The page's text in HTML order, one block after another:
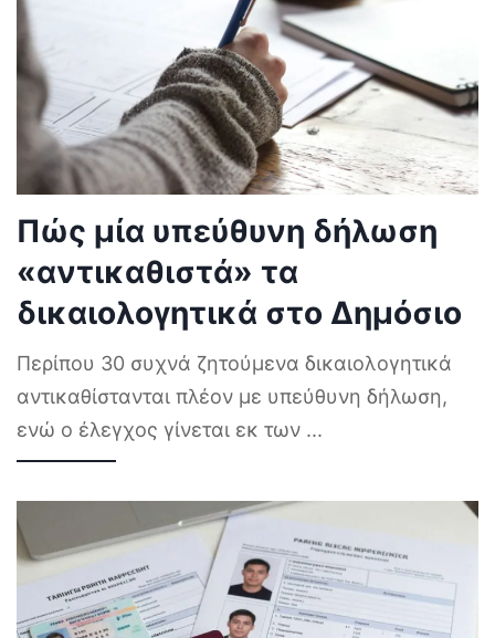
Πώς μία υπεύθυνη δήλωση
«αντικαθιστά» τα
δικαιολογητικά στο Δημόσιο
Περίπου 30 συχνά ζητούμενα δικαιολογητικά
αντικαθίστανται πλέον με υπεύθυνη δήλωση,
ενώ ο έλεγχος γίνεται εκ των ...